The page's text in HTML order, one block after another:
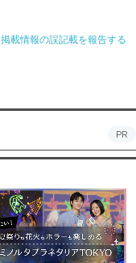
掲載情報の誤記載を報告する
PR